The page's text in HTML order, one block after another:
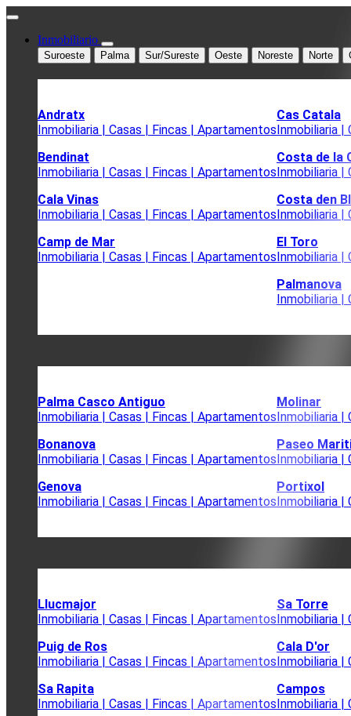
Inmobiliario
Suroeste Palma Sur/Sureste Oeste Noreste Norte
Andratx
Inmobiliaria | Casas | Fincas | Apartamentos
Bendinat
Inmobiliaria | Casas | Fincas | Apartamentos
Cala Vinas
Inmobiliaria | Casas | Fincas | Apartamentos
Camp de Mar
Inmobiliaria | Casas | Fincas | Apartamentos
Cas Catala
Inmobiliaria |
Costa de la
Inmobiliaria |
Costa den
Inmobiliaria |
El Toro
Inmobiliaria |
Palmanova
Inmobiliaria |
Palma Casco Antiguo
Inmobiliaria | Casas | Fincas | Apartamentos
Bonanova
Inmobiliaria | Casas | Fincas | Apartamentos
Genova
Inmobiliaria | Casas | Fincas | Apartamentos
Molinar
Inmobiliaria |
Paseo
Inmobiliaria |
Portixol
Inmobiliaria |
Llucmajor
Inmobiliaria | Casas | Fincas | Apartamentos
Puig de Ros
Inmobiliaria | Casas | Fincas | Apartamentos
Sa Rapita
Inmobiliaria | Casas | Fincas | Apartamentos
Sa Torre
Inmobiliaria |
Cala D'or
Inmobiliaria |
Campos
Inmobiliaria |